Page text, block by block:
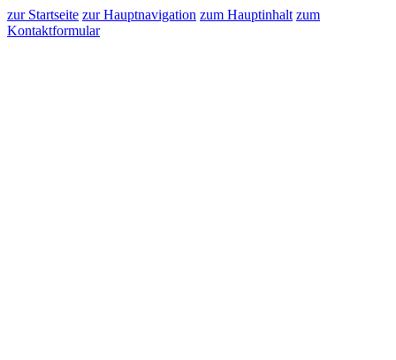
zur Startseite zur Hauptnavigation zum Hauptinhalt zum
Kontaktformular